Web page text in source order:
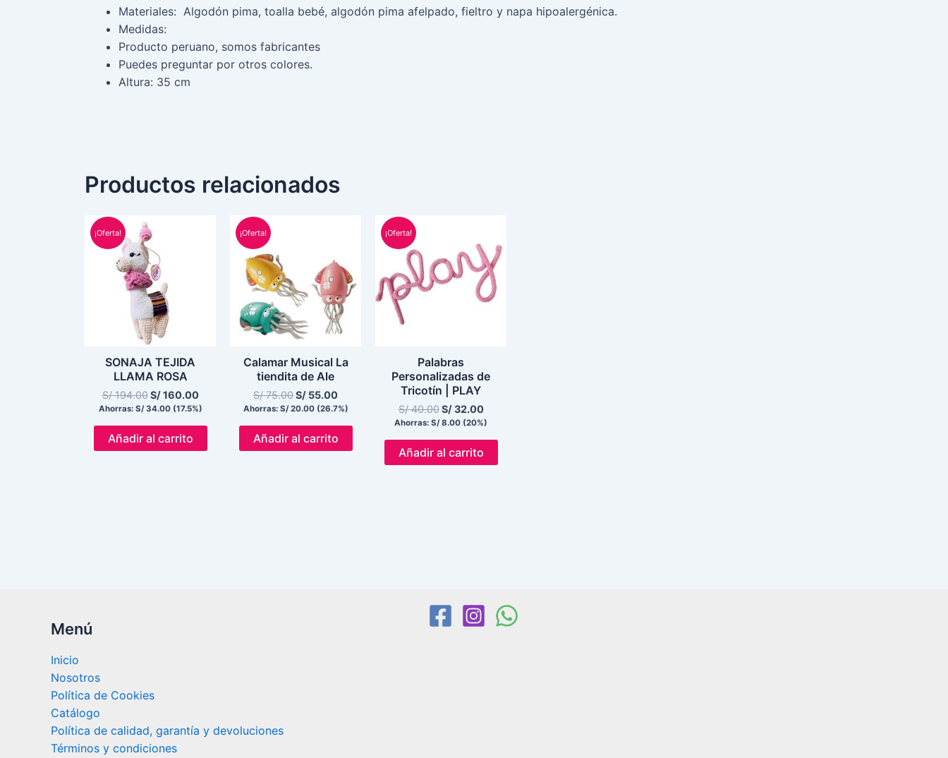
Materiales: Algodón pima, toalla bebé, algodón pima afelpado, fieltro y napa hipoalergénica.
Medidas:
Producto peruano, somos fabricantes
Puedes preguntar por otros colores.
Altura: 35 cm
Productos relacionados
¡Oferta!
SONAJA TEJIDA
LLAMA ROSA
S/194.00
precio
original
era:
S/ 194.00.
S/160.00
S/ 160.00.
Ahorras: S/34.00 (17.5%)
Añadir al carrito
¡Oferta!
Calamar Musical La
tiendita de Ale
S/75.00
S/ 75.00.
S/ 55.00
S/ 55.00.
Ahorras: S/20.00 (26.7%)
Añadir al carrito
¡Oferta!
Palabras
Personalizadas de
Tricotín | PLAY
S/40.00
original
era:
S/ 40.00.
S/32.00
actual
es:
S/ 32.00.
Ahorras: S/8.00 (20%)
Añadir al carrito
Menú
Inicio
Nosotros
Política de Cookies
Catálogo
Política de calidad, garantía y devoluciones
Términos y condiciones